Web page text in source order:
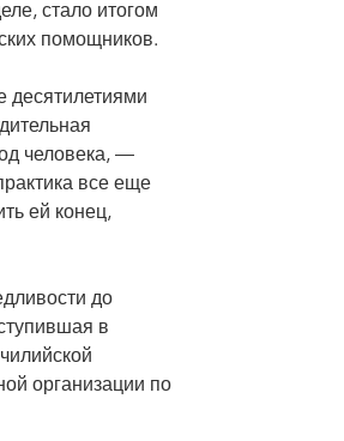
стало итогом
помощников.
десятилетиями
человека, —
все еще
ей конец,
до
в
организации по